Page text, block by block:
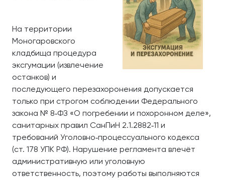
На территории
Моногаровского
кладбища процедура
эксгумации (извлечение
останков) и
последующего перезахоронения допускается
только при строгом соблюдении Федерального
закона № 8‑ФЗ «О погребении и похоронном деле»,
санитарных правил СанПиН 2.1.2882‑11 и
требований Уголовно‑процессуального кодекса
(ст. 178 УПК РФ). Нарушение регламента влечёт
административную или уголовную
ответственность, поэтому работы выполняются